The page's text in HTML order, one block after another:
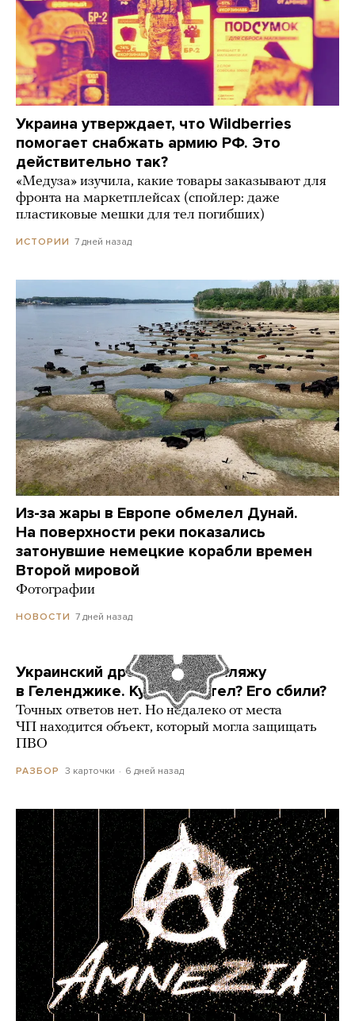
Украина утверждает, что Wildberries
помогает снабжать армию РФ. Это
действительно так?
«Медуза» изучила, какие товары заказывают для
фронта на маркетплейсах (спойлер: даже
пластиковые мешки для тел погибших)
ИСТОРИИ 7 дней назад
Из-за жары в Европе обмелел Дунай.
На поверхности реки показались
затонувшие немецкие корабли времен
Второй мировой
Фотографии
НОВОСТИ 7 дней назад
Украинский дрон попал по пляжу
в Геленджике. Куда он летел? Его сбили?
Точных ответов нет. Но недалеко от места
ЧП находится объект, который могла защищать
ПВО
РАЗБОР 3 карточки 6 дней назад